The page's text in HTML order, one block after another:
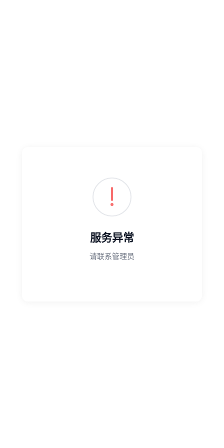
服务异常
请联系管理员